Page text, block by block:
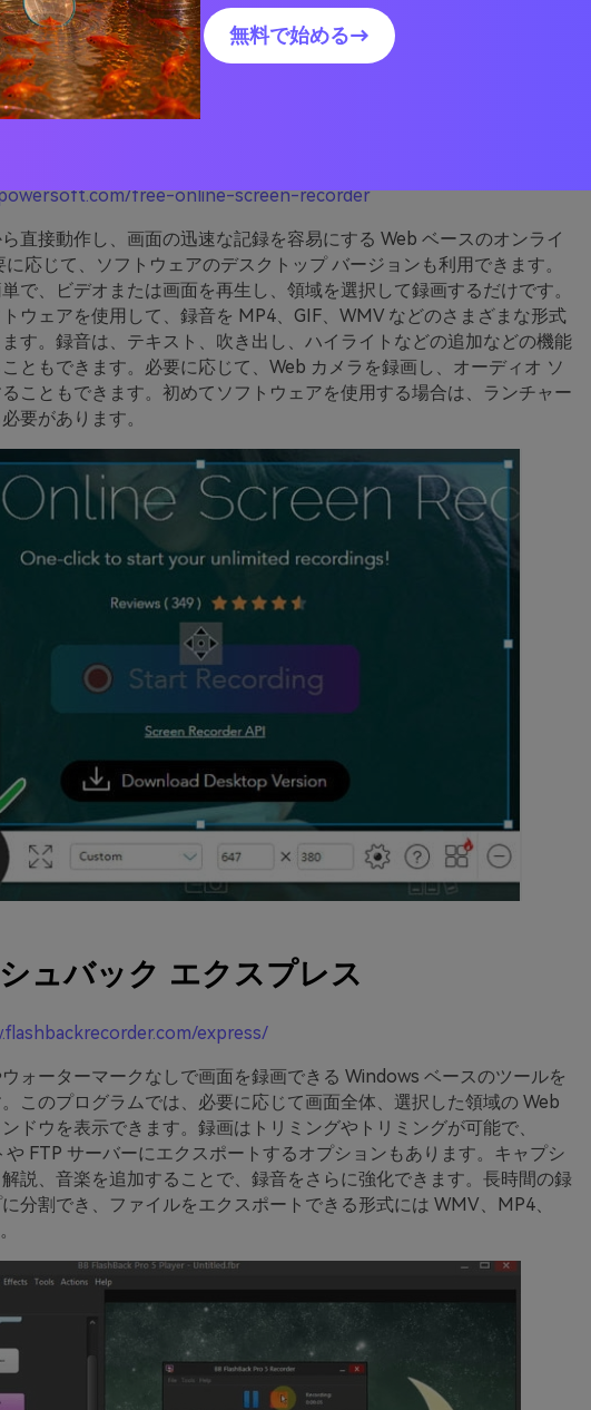
無料オンラインスクリーンレコー
free-online-screen-recorder
直接動作し、画面の迅速な記録を容易にする Web ベースのオンライ
応じて、ソフトウェアのデスクトップ バージョンも利用できます。
で、ビデオまたは画面を再生し、領域を選択して録画するだけです。
ウェアを使用して、録音を MP4、GIF、WMV などのさまざまな形式
す。録音は、テキスト、吹き出し、ハイライトなどの追加などの機能
ともできます。必要に応じて、Web カメラを録画し、オーディオ ソ
こともできます。初めてソフトウェアを使用する場合は、ランチャー
要があります。
ュバック エクスプレス
express/
ォーターマークなしで画面を録画できる Windows ベースのツールを
このプログラムでは、必要に応じて画面全体、選択した領域の Web
ドウを表示できます。録画はトリミングやトリミングが可能で、
や FTP サーバーにエクスポートするオプションもあります。キャプシ
説、音楽を追加することで、録音をさらに強化できます。長時間の録
分割でき、ファイルをエクスポートできる形式には WMV、MP4、
無料で始める→